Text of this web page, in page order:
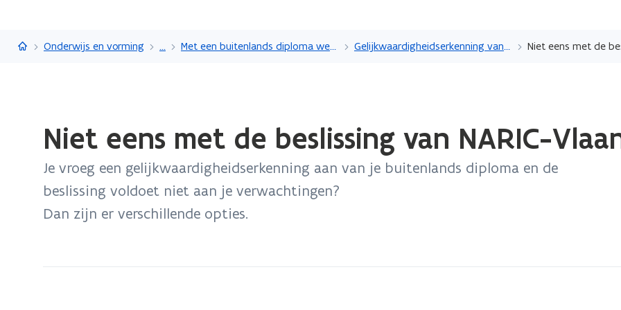
en
Vlaanderen.be
Onderwijs en vorming ... Met een buitenlands diploma werken in Vlaanderen Gelijkwaardigheidserkenning van diploma aanvragen bij NARIC-Vlaanderen
laden.
bevindt
Niet eens met de beslissing van NARIC-
Je vroeg een gelijkwaardigheidserkenning aan van je buitenlands diploma en de
beslissing voldoet niet aan je verwachtingen?
Dan zijn er verschillende opties.